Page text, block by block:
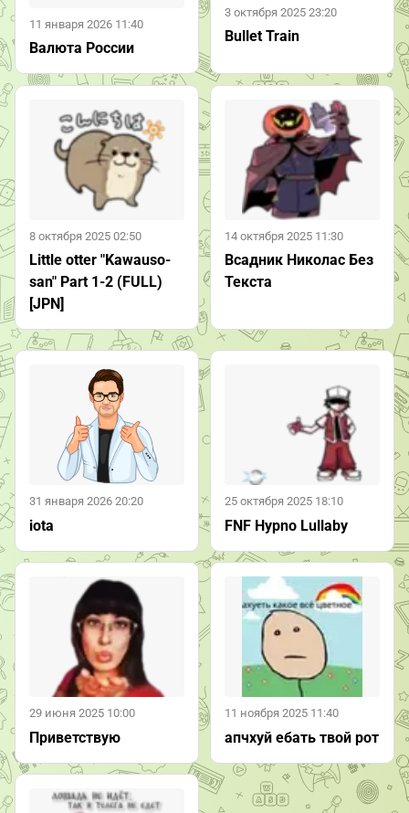
11 января 2026 11:40
Валюта России
3 октября 2025 23:20
Bullet Train
8 октября 2025 02:50
Little otter "Kawauso-
san" Part 1-2 (FULL)
[JPN]
14 октября 2025 11:30
Всадник Николас Без
Текста
31 января 2026 20:20
iota
25 октября 2025 18:10
FNF Hypno Lullaby
29 июня 2025 10:00
Приветствую
11 ноября 2025 11:40
апчхуй ебать твой рот